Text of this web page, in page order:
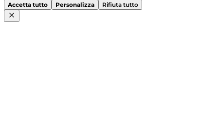
Accetta tutto Personalizza Rifiuta tutto